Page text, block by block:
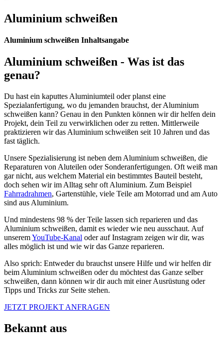
Aluminium schweißen
Aluminium schweißen Inhaltsangabe
Aluminium schweißen - Was ist das
genau?
Du hast ein kaputtes Aluminiumteil oder planst eine
Spezialanfertigung, wo du jemanden brauchst, der Aluminium
schweißen kann? Genau in den Punkten können wir dir helfen dein
Projekt, dein Teil zu verwirklichen oder zu retten. Mittlerweile
praktizieren wir das Aluminium schweißen seit 10 Jahren und das
fast täglich.
Unsere Spezialisierung ist neben dem Aluminium schweißen, die
Reparaturen von Aluteilen oder Sonderanfertigungen. Oft weiß man
gar nicht, aus welchem Material ein bestimmtes Bauteil besteht,
doch sehen wir im Alltag sehr oft Aluminium. Zum Beispiel
Fahrradrahmen, Gartenstühle, viele Teile am Motorrad und am Auto
sind aus Aluminium.
Und mindestens 98 % der Teile lassen sich reparieren und das
Aluminium schweißen, damit es wieder wie neu ausschaut. Auf
unseremYouTube-Kanal oder auf Instagram zeigen wir dir, was
alles möglich ist und wie wir das Ganze reparieren.
Also sprich: Entweder du brauchst unsere Hilfe und wir helfen dir
beim Aluminium schweißen oder du möchtest das Ganze selber
schweißen, dann können wir dir auch mit einer Ausrüstung oder
Tipps und Tricks zur Seite stehen.
JETZT PROJEKT ANFRAGEN
Bekannt aus